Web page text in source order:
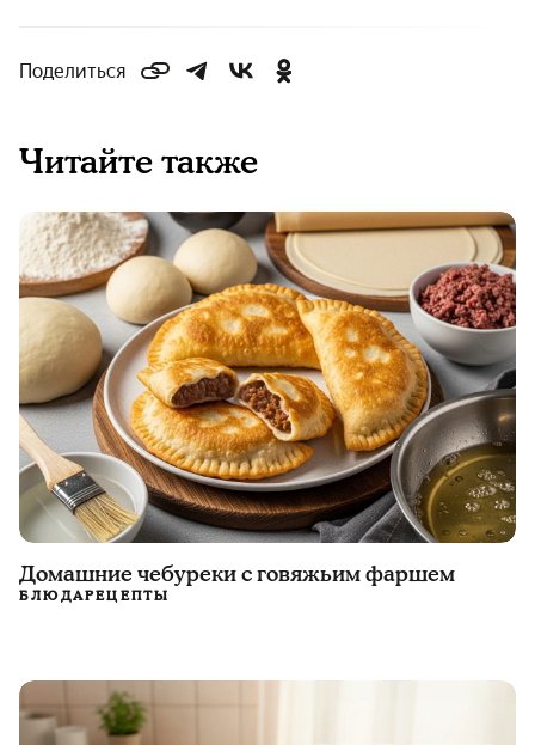
Поделиться
Читайте также
Домашние чебуреки с говяжьим фаршем
БЛЮДАРЕЦЕПТЫ